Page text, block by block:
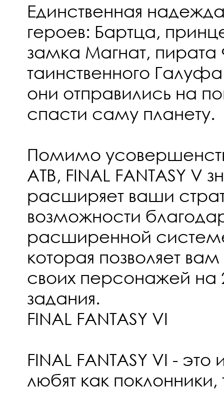
Единственная
героев: Бартца,
замка Магнат,
таинственного
они отправились на
спасти саму планету.
Помимо
ATB, FINAL FANTASY V
расширяет ваши
возможности
расширенной
которая позволяет
своих персонажей на
задания.
FINAL FANTASY VI
FINAL FANTASY VI -
любят как поклонники,